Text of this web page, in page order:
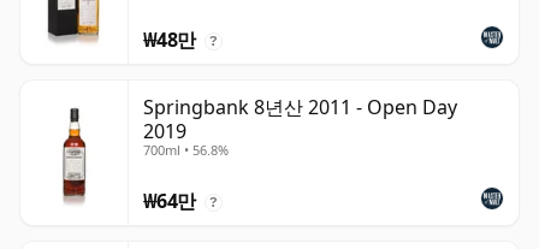
₩48만 ?
Springbank 8년산 2011 - Open Day
2019
700ml • 56.8%
₩64만 ?